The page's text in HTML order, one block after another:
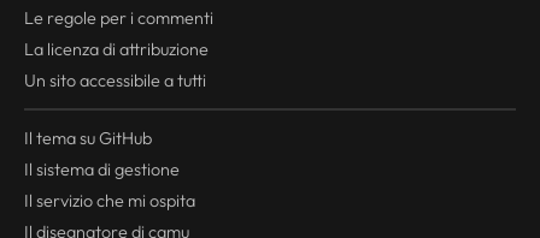
Le regole per i commenti
La licenza di attribuzione
Un sito accessibile a tutti
Il tema su GitHub
Il sistema di gestione
Il servizio che mi ospita
Il disegnatore di camu